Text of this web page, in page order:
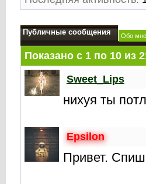
Публичные сообщения Обо мне
Показано с 1 по 10из
Sweet_Lips
нихуя ты
Epsilon
Привет.